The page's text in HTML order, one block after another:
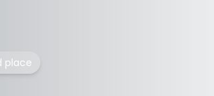
place